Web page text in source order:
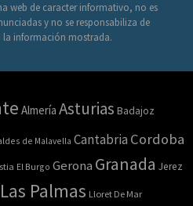
web de caracter informativo, no es
y no se responsabiliza de
la información mostrada.
Almería Asturias Badajoz
de Malavella Cantabria Cordoba
El Burgo Gerona Granada Jerez
Las Palmas Lloret De Mar